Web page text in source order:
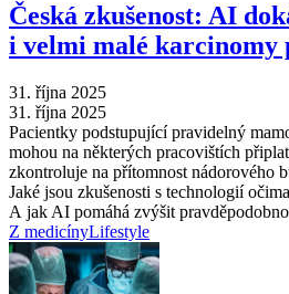
Česká zkušenost: AI
i velmi malé karcinomy
31. října 2025
31. října 2025
Pacientky podstupující pravidelný
mohou na některých pracovištích
zkontroluje na přítomnost nádorového
Jaké jsou zkušenosti s technologií
A jak AI pomáhá zvýšit
Z medicínyLifestyle